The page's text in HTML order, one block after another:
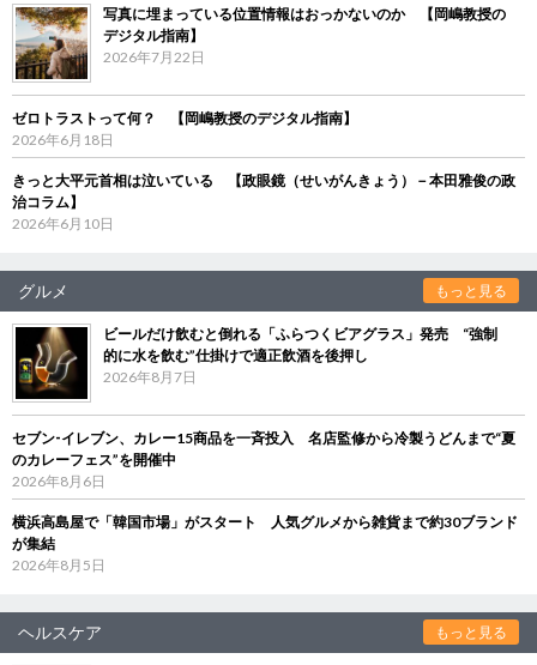
写真に埋まっている位置情報はおっかないのか 【岡嶋教授の
デジタル指南】
2026年7月22日
ゼロトラストって何？ 【岡嶋教授のデジタル指南】
2026年6月18日
きっと大平元首相は泣いている 【政眼鏡（せいがんきょう）－本田雅俊の政
治コラム】
2026年6月10日
グルメ もっと見る
ビールだけ飲むと倒れる「ふらつくビアグラス」発売 “強制
的に水を飲む”仕掛けで適正飲酒を後押し
2026年8月7日
セブン‐イレブン、カレー15商品を一斉投入 名店監修から冷製うどんまで“夏
のカレーフェス”を開催中
2026年8月6日
横浜高島屋で「韓国市場」がスタート 人気グルメから雑貨まで約30ブランド
が集結
2026年8月5日
ヘルスケア もっと見る